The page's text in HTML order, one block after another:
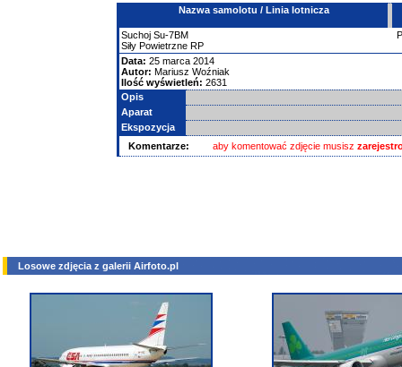
Nazwa samolotu / Linia lotnicza
Suchoj Su-7BM
Siły Powietrzne RP
Data: 25 marca 2014
Autor: Mariusz Woźniak
Ilość wyświetleń: 2631
Opis
Aparat
Ekspozycja
Komentarze:
aby komentować zdjęcie musisz
Losowe zdjęcia z galerii Airfoto.pl